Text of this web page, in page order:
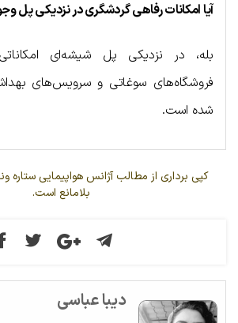
آیا امکانات رفاهی گردشگری در نزدیکی پل
بله، در نزدیکی پل شیشه‌ای
فروشگاه‌های سوغاتی و سرویس‌های
شده است.
کپی برداری از مطالب آژانس هواپیمایی ستاره
بلامانع است.
دیبا عباسی